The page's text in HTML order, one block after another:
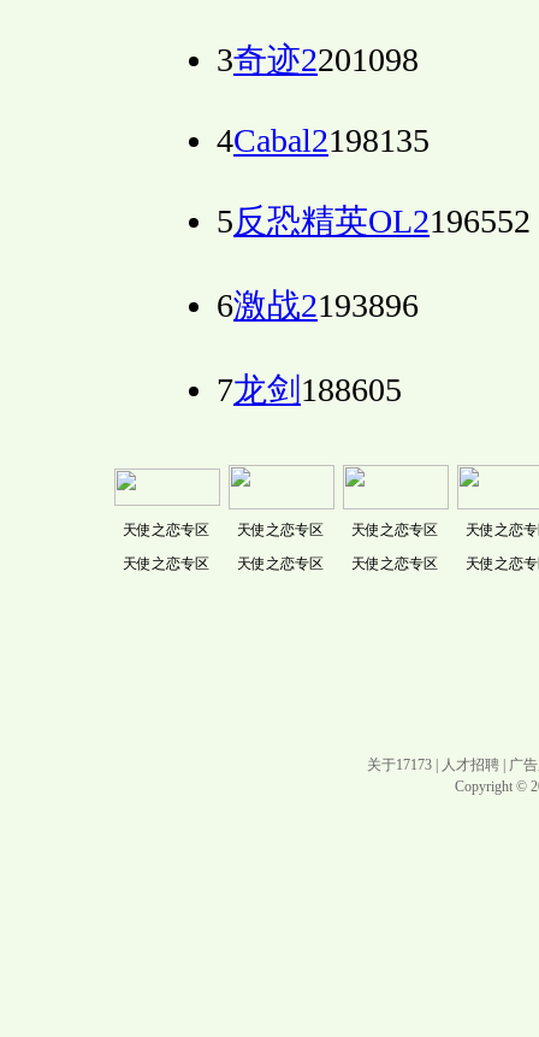
天使之恋专区 天使之恋专区 天使之恋专区
天使之恋
天使之恋专区
天使之恋专区 天使之恋专区 天使之恋
关于17173 人才招聘
广
Copyright ©